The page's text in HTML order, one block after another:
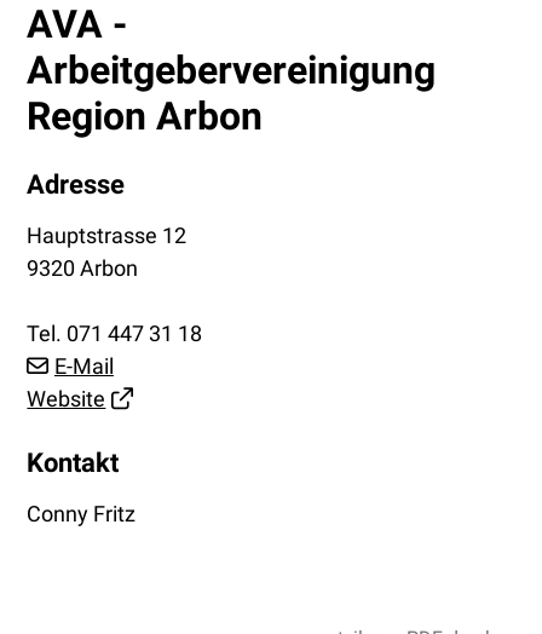
AVA -
Arbeitgebervereinigung
Region Arbon
Adresse
Hauptstrasse 12
9320 Arbon
Tel. 071 447 31 18
E-Mail
Website
Kontakt
Conny Fritz